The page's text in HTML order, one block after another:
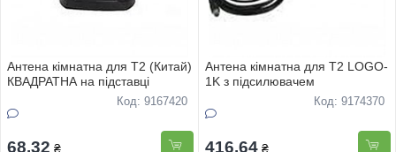
Антена кiмнатна для Т2 (Китай)
КВАДРАТНА на пiдставцi
Код: 9167420
68.32 ₴
Антена кiмнатна для Т2 LOGO-
1K з пiдсилювачем
Код: 9174370
416.64 ₴